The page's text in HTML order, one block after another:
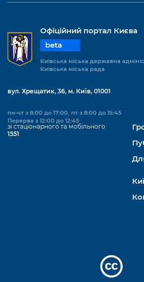
Офіційний портал Києва
beta
Київська міська державна
Київська міська рада
вул. Хрещатик, 36, м. Київ, 01001
пн-чт з 8:00 до 17:00, пт з 8:00 до 15:45
Перерва з 12:00 до 12:45
зі стаціонарного та мобільного
1551